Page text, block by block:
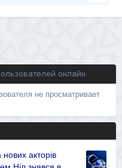
онлайн
не просматривает
акторів